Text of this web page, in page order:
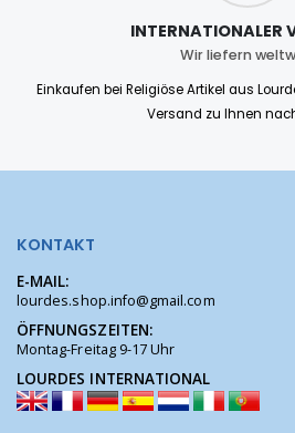
INTERNATIONALER
Wir liefern
Einkaufen bei Religiöse Artikel aus
Versand zu Ihnen
KONTAKT
E-MAIL:
lourdes.shop.info@gmail.com
ÖFFNUNGSZEITEN:
Montag-Freitag 9-17 Uhr
LOURDES INTERNATIONAL